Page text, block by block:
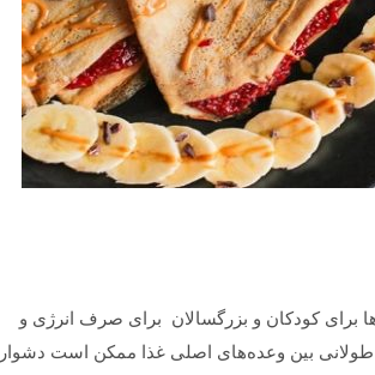
برای کودکان و بزرگسالان برای صرف انرژی و
بین وعده‌های اصلی غذا ممکن است دشوار